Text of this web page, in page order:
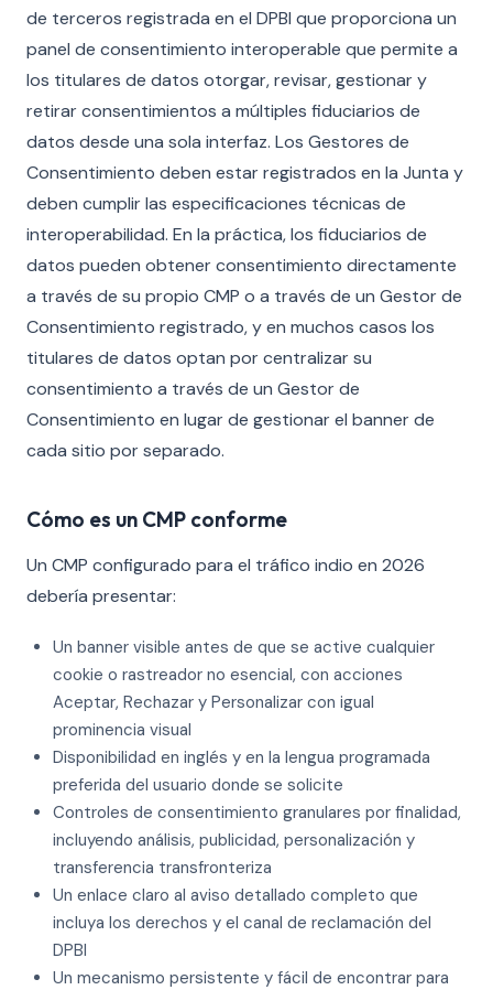
de terceros registrada en el DPBI que proporciona un
panel de consentimiento interoperable que permite a
los titulares de datos otorgar, revisar, gestionar y
retirar consentimientos a múltiples fiduciarios de
datos desde una sola interfaz. Los Gestores de
Consentimiento deben estar registrados en la Junta y
deben cumplir las especificaciones técnicas de
interoperabilidad. En la práctica, los fiduciarios de
datos pueden obtener consentimiento directamente
a través de su propio CMP o a través de un Gestor de
Consentimiento registrado, y en muchos casos los
titulares de datos optan por centralizar su
consentimiento a través de un Gestor de
Consentimiento en lugar de gestionar el banner de
cada sitio por separado.
Cómo es un CMP conforme
Un CMP configurado para el tráfico indio en 2026
debería presentar:
Un banner visible antes de que se active cualquier
cookie o rastreador no esencial, con acciones
Aceptar, Rechazar y Personalizar con igual
prominencia visual
Disponibilidad en inglés y en la lengua programada
preferida del usuario donde se solicite
Controles de consentimiento granulares por finalidad,
incluyendo análisis, publicidad, personalización y
transferencia transfronteriza
Un enlace claro al aviso detallado completo que
incluya los derechos y el canal de reclamación del
DPBI
Un mecanismo persistente y fácil de encontrar para